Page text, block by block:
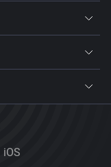
iOS